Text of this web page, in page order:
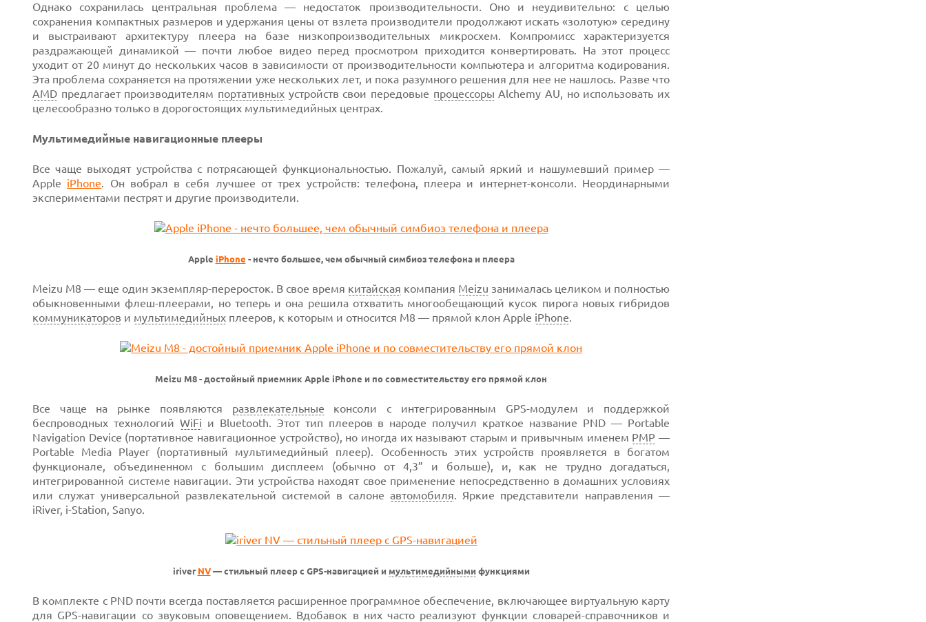
Однако сохранилась центральная проблема — недостаток производительности. Оно и неудивительно: с целью
сохранения компактных размеров и удержания цены от взлета производители продолжают искать «золотую» середину
и выстраивают архитектуру плеера на базе низкопроизводительных микросхем. Компромисс характеризуется
раздражающей динамикой — почти любое видео перед просмотром приходится конвертировать. На этот процесс
уходит от 20 минут до нескольких часов в зависимости от производительности компьютера и алгоритма кодирования.
Эта проблема сохраняется на протяжении уже нескольких лет, и пока разумного решения для нее не нашлось. Разве что
AMD предлагает производителям портативных устройств свои передовые процессоры Alchemy AU, но использовать их
целесообразно только в дорогостоящих мультимедийных центрах.
Мультимедийные навигационные плееры
Все чаще выходят устройства с потрясающей функциональностью. Пожалуй, самый яркий и нашумевший пример —
Apple iPhone. Он вобрал в себя лучшее от трех устройств: телефона, плеера и интернет-консоли. Неординарными
экспериментами пестрят и другие производители.
Apple iPhone - нечто большее, чем обычный симбиоз телефона и плеера
Meizu M8 — еще один экземпляр-переросток. В свое время китайская компания Meizu занималась целиком и полностью
обыкновенными флеш-плеерами, но теперь и она решила отхватить многообещающий кусок пирога новых гибридов
коммуникаторов и мультимедийных плееров, к которым и относится M8 — прямой клон Apple iPhone.
Meizu M8 - достойный приемник Apple iPhone и по совместительству его прямой клон
Все чаще на рынке появляются развлекательные консоли с интегрированным GPS-модулем и поддержкой
беспроводных технологий WiFi и Bluetooth. Этот тип плееров в народе получил краткое название PND — Portable
Navigation Device (портативное навигационное устройство), но иногда их называют старым и привычным именем PMP —
Portable Media Player (портативный мультимедийный плеер). Особенность этих устройств проявляется в богатом
функционале, объединенном с большим дисплеем (обычно от 4,3” и больше), и, как не трудно догадаться,
интегрированной системе навигации. Эти устройства находят свое применение непосредственно в домашних условиях
или служат универсальной развлекательной системой в салоне автомобиля. Яркие представители направления —
iRiver, i-Station, Sanyo.
iriver NV— стильный плеер с GPS-навигацией и мультимедийными функциями
В комплекте с PND почти всегда поставляется расширенное программное обеспечение, включающее виртуальную карту
для GPS-навигации со звуковым оповещением. Вдобавок в них часто реализуют функции словарей-справочников и